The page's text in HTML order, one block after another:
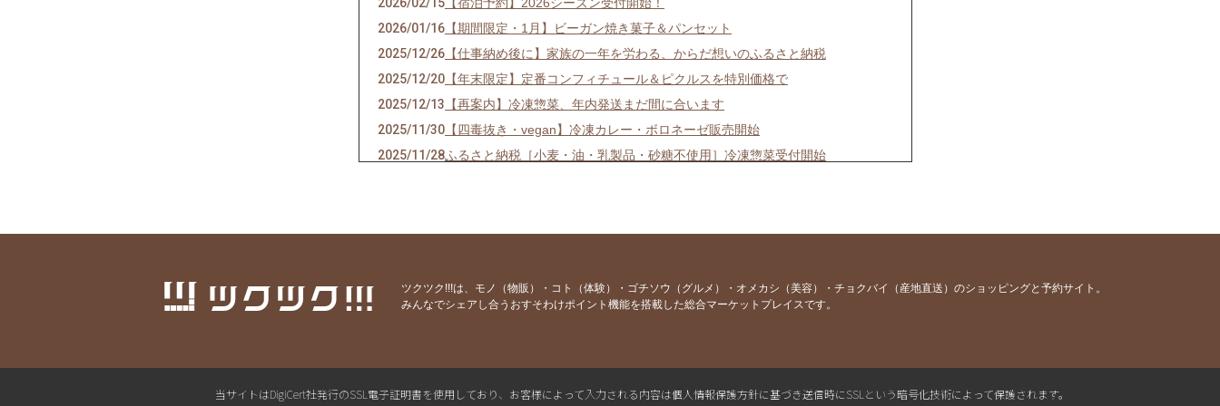
2026/01/16 【期間限定・1月】ビーガン焼き菓子＆パンセット
2025/12/26 【仕事納め後に】家族の一年を労わる、からだ想いのふるさと納税
2025/12/20 【年末限定】定番コンフィチュール＆ピクルスを特別価格で
2025/12/13 【再案内】冷凍惣菜、年内発送まだ間に合います
2025/11/30 【四毒抜き・vegan】冷凍カレー・ボロネーゼ販売開始
2025/11/28ふるさと納税［小麦・油・乳製品・砂糖不使用］冷凍惣菜受付開始
2025/09/15【販売開始】スーパーオーガニックトマトセット 1kg
2025/08/25 【数量限定入荷】プレミアムトマトジュース
2025/08/17【最終案内】オーガニックとうもろこし10本セット
ツクツク!!!は、モノ（物販）・コト（体験）・ゴチソウ（グルメ）・オメカシ（美容）・チョクバイ（産地直送）のショッピングと予約サイト。
みんなでシェアし合うおすそわけポイント機能を搭載した総合マーケットプレイスです。
当サイトはDigiCert社発行のSSL電子証明書を使用しており、お客様によって入力される内容は個人情報保護方針に基づき送信時にSSLという暗号化技術によって保護されます。